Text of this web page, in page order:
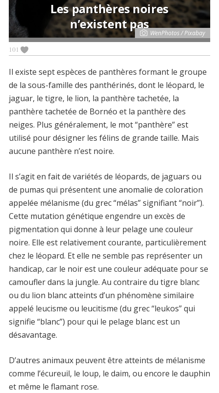
Les panthères noires
n’existent pas
WenPhotos / Pixabay
101
Il existe sept espèces de panthères formant le groupe
de la sous-famille des panthérinés, dont le léopard, le
jaguar, le tigre, le lion, la panthère tachetée, la
panthère tachetée de Bornéo et la panthère des
neiges. Plus généralement, le mot “panthère” est
utilisé pour désigner les félins de grande taille. Mais
aucune panthère n’est noire.
Il s’agit en fait de variétés de léopards, de jaguars ou
de pumas qui présentent une anomalie de coloration
appelée mélanisme (du grec “mélas” signifiant “noir”).
Cette mutation génétique engendre un excès de
pigmentation qui donne à leur pelage une couleur
noire. Elle est relativement courante, particulièrement
chez le léopard. Et elle ne semble pas représenter un
handicap, car le noir est une couleur adéquate pour se
camoufler dans la jungle. Au contraire du tigre blanc
ou du lion blanc atteints d’un phénomène similaire
appelé leucisme ou leucitisme (du grec “leukos” qui
signifie “blanc”) pour qui le pelage blanc est un
désavantage.
D’autres animaux peuvent être atteints de mélanisme
comme l’écureuil, le loup, le daim, ou encore le dauphin
et même le flamant rose.